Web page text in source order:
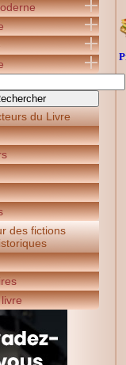
du Livre
des fictions